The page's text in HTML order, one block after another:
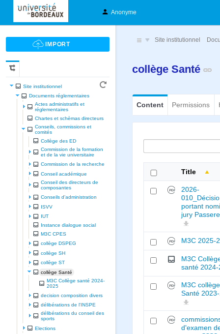
Anonyme
Site institutionnel
Documents réglementaires
Actes administratifs et
réglementaires
Chartes et schèmas directeurs
Conseils, commissions et
comités
Collège des ED
Commission de la formation
et de la vie universitaire
Commission de la recherche
Conseil académique
Conseil des directeurs de
composantes
Conseils d'administration
ISVV
IUT
Instance dialogue social
M3C CPES
collège DSPEG
collège SH
collège ST
collège Santé
M3C Collège santé 2024-
2025
decision composition divers
délibérations de l'INSPE
délibérations du conseil des
sports
Elections
Site institutionnel
collège Santé
Content Permissions
Title
2026-
portant
jury
M3C 2025-
M3C
santé
M3C collège
Santé
d'examen